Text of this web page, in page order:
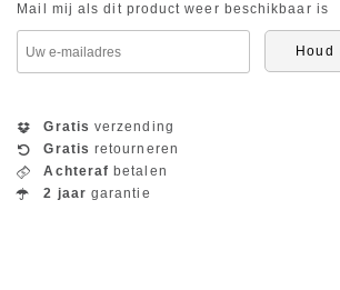
Mail mij als dit product weer beschikbaar is
Gratis verzending
Gratis retourneren
Achteraf betalen
2 jaar garantie